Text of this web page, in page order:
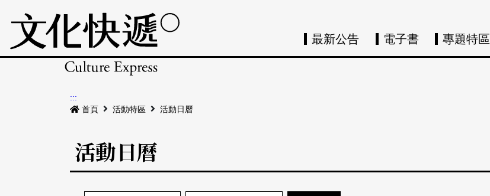
最新公告 電子書 專題特區
:::
首頁
活動特區 活動日曆
活動日曆